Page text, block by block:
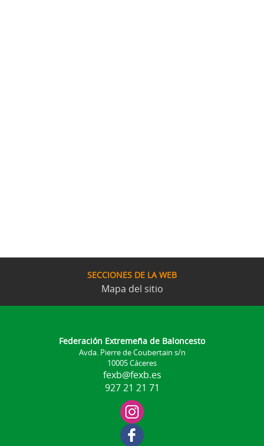
SECCIONES DE LA WEB
Mapa del sitio
Federación Extremeña de Baloncesto
Avda. Pierre de Coubertain s/n
10005 Cáceres
fexb@fexb.es
927 21 21 71